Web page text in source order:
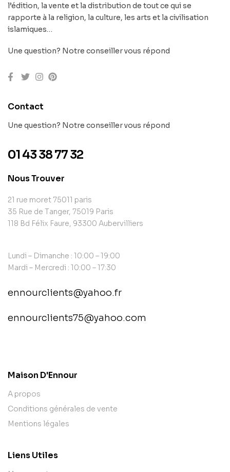
l’édition, la vente et la distribution de tout ce qui se
rapporte à la religion, la culture, les arts et la civilisation
islamiques…
Une question? Notre conseiller vous répond
Contact
Une question? Notre conseiller vous répond
01 43 38 77 32
Nous Trouver
21 rue moret 75011 paris
35 Rue de Tanger, 75019 Paris
118 Bd Félix Faure, 93300 Aubervilliers
Lundi – Dimanche : 10:00 – 19:00
Mardi – Mercredi : 10:00 – 17:30
ennourclients@yahoo.fr
ennourclients75@yahoo.com
Maison D'Ennour
A propos
Conditions générales de vente
Mentions légales
Liens Utiles